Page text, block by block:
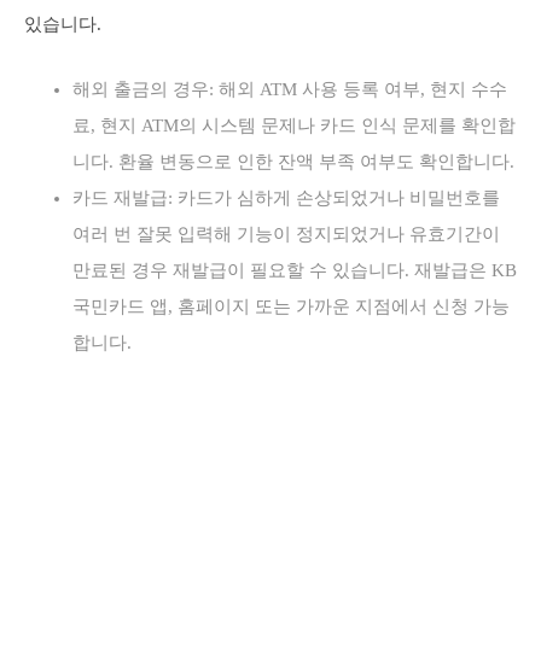
있습니다.
해외 출금의 경우: 해외 ATM 사용 등록 여부, 현지 수수
료, 현지 ATM의 시스템 문제나 카드 인식 문제를 확인합
니다. 환율 변동으로 인한 잔액 부족 여부도 확인합니다.
카드 재발급: 카드가 심하게 손상되었거나 비밀번호를
여러 번 잘못 입력해 기능이 정지되었거나 유효기간이
만료된 경우 재발급이 필요할 수 있습니다. 재발급은 KB
국민카드 앱, 홈페이지 또는 가까운 지점에서 신청 가능
합니다.